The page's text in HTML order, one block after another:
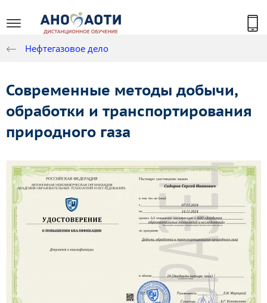
Нефтегазовое дело
Современные методы добычи,
обработки и транспортирования
природного газа